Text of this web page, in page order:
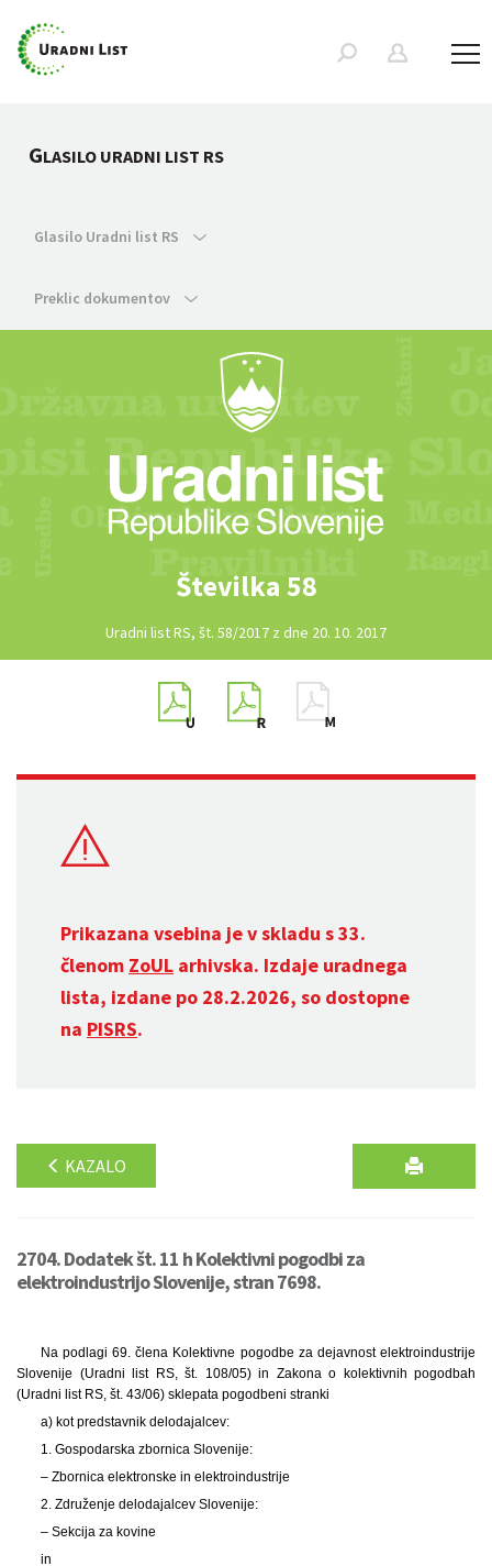
GLASILO URADNI LIST RS
Glasilo Uradni list RS
Preklic dokumentov
Številka 58
Uradni list RS, št. 58/2017 z dne 20. 10. 2017
Prikazana vsebina je v skladu s 33.
členom ZoUL arhivska. Izdaje uradnega
lista, izdane po 28.2.2026, so dostopne
na PISRS.
KAZALO
2704. Dodatek št. 11 h Kolektivni pogodbi za
elektroindustrijo Slovenije, stran 7698.
Na podlagi 69. člena Kolektivne pogodbe za dejavnost elektroindustrije
Slovenije (Uradni list RS, št. 108/05) in Zakona o kolektivnih pogodbah
(Uradni list RS, št. 43/06) sklepata pogodbeni stranki
a) kot predstavnik delodajalcev:
1. Gospodarska zbornica Slovenije:
– Zbornica elektronske in elektroindustrije
2. Združenje delodajalcev Slovenije:
– Sekcija za kovine
in